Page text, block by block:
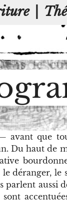
avant que
haut de
déranger,
parlent aussi